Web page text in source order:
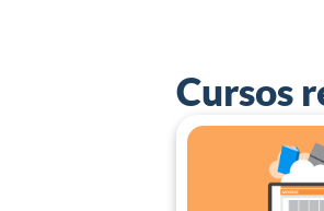
Cursos